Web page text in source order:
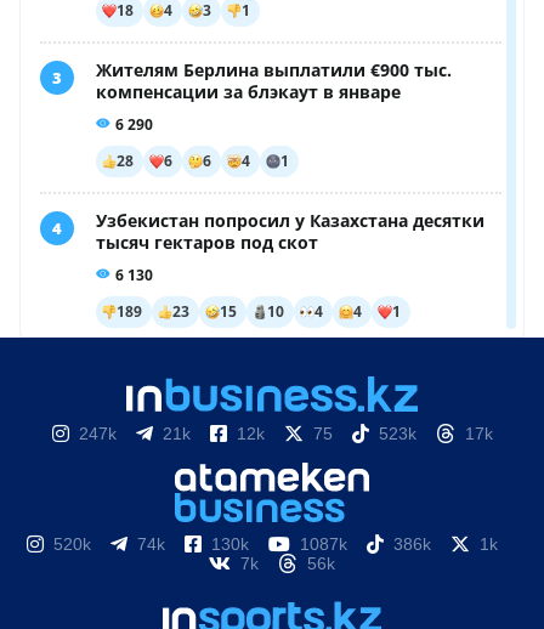
247k 21k 12k 75 523k 17k
520k 74k 130k 1087k 386k
1k
7k
56k